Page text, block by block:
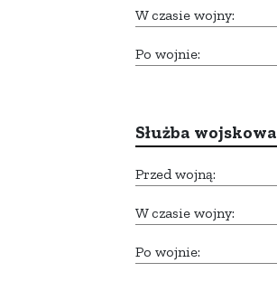
W czasie wojny:
Po wojnie:
Służba wojskowa
Przed wojną:
W czasie wojny:
Po wojnie: